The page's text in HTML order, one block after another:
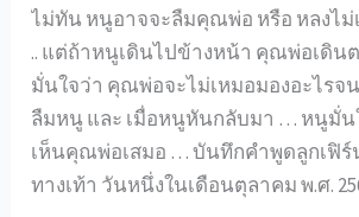
ไม่ทัน หนูอาจจะลืมคุณพ่อ หรือ หลงไม่
.. แต่ถ้าหนูเดินไปข้างหน้า คุณพ่อเดิ
มั่นใจว่า คุณพ่อจะไม่เหมอมองอะไรจ
ลืมหนู และ เมื่อหนูหันกลับมา … หนูมั่น
เห็นคุณพ่อเสมอ … บันทึกคำพูดลูกเฟิร์
ทางเท้า วันหนึ่งในเดือนตุลาคม พ.ศ.